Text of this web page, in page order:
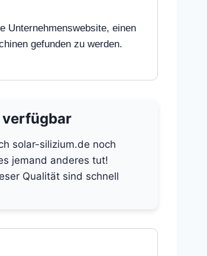
Unternehmenswebsite, einen
gefunden zu werden.
solar-silizium.de noch
jemand anderes tut!
Qualität sind schnell